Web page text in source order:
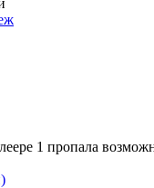
1 пропала